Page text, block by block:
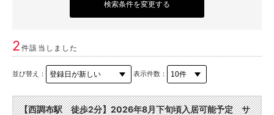
検索条件を変更する
2件該当しました
並び替え： 表示件数：
【西調布駅 徒歩2分】2026年8月下旬頃入居可能予定 サ